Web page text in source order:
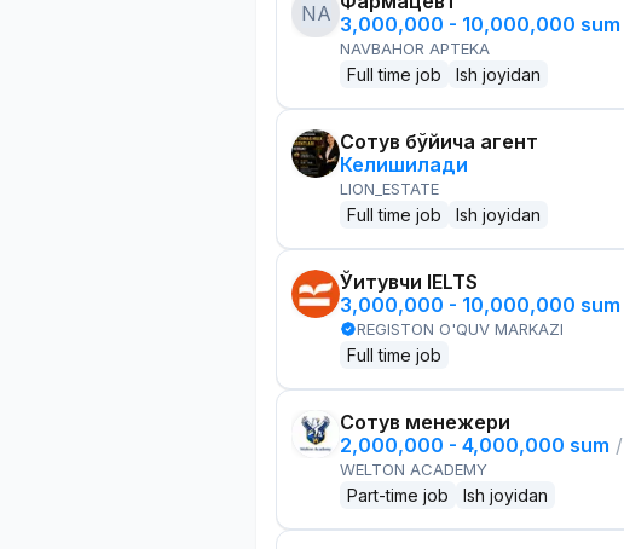
NA 3,000,000 - 10,000,000 sum
NAVBAHOR APTEKA
Full time job Ish joyidan
Сотув бўйича агент
Келишилади
LION_ESTATE
Full time job Ish joyidan
Ўқитувчи IELTS
3,000,000 - 10,000,000 sum
REGISTON O'QUV MARKAZI
Full time job
Сотув менежери
2,000,000 - 4,000,000 sum /
WELTON ACADEMY
Part-time job Ish joyidan